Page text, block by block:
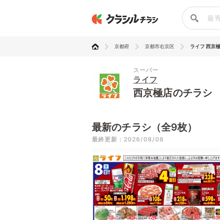
京都府 京都市右京区 ライフ 西京
スーパー
ライフ
西京極店のチラシ
最新のチラシ（全9枚）
最終更新：2026/08/08